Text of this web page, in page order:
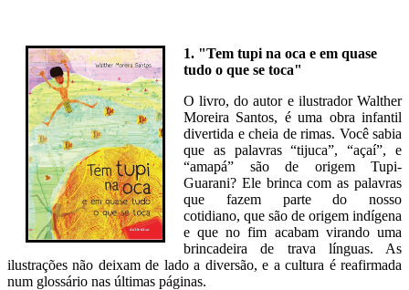
1. "Tem tupi na oca e em quase
tudo o que se toca"
O livro, do autor e ilustrador Walther
Moreira Santos, é uma obra infantil
divertida e cheia de rimas. Você sabia
que as palavras “tijuca”, “açaí”, e
“amapá” são de origem Tupi-
Guarani? Ele brinca com as palavras
que fazem parte do nosso
cotidiano, que são de origem indígena
e que no fim acabam virando uma
brincadeira de trava línguas. As
ilustrações não deixam de lado a diversão, e a cultura é reafirmada
num glossário nas últimas páginas.